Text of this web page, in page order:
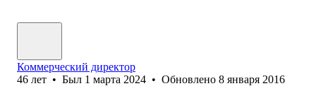
Коммерческий директор
46 лет • Был 1 марта 2024 • Обновлено 8 января 2016